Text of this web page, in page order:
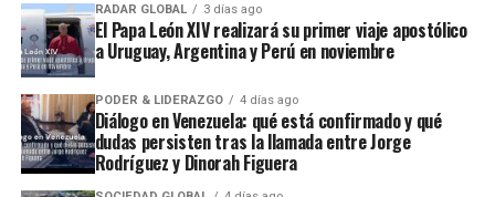
RADAR GLOBAL 3 días ago
El Papa León XIV realizará su primer viaje apostólico
a Uruguay, Argentina y Perú en noviembre
PODER & LIDERAZGO 4 días ago
Diálogo en Venezuela: qué está confirmado y qué
dudas persisten tras la llamada entre Jorge
Rodríguez y Dinorah Figuera